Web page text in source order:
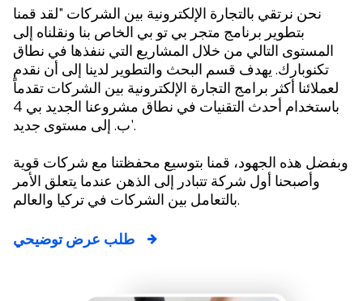
نحن نرتقي بالتجارة الإلكترونية بين الشركات "لقد قمنا
بتطوير برنامج متجر بي تو بي الخاص بنا ونقلناه إلى
المستوى التالي من خلال المشاريع التي ننفذها في نطاق
تكنوبارك. يهدف قسم البحث والتطوير لدينا إلى أن نقدم
لعملائنا أكثر برامج التجارة الإلكترونية بين الشركات تقدماً
باستخدام أحدث التقنيات في نطاق مشروعنا الجديد بي 4
ب. إلى مستوى جديد'.
وبفضل هذه الجهود، قمنا بتوسيع محفظتنا مع شركات قوية
وأصبحنا أول شركة تتبادر إلى الذهن عندما يتعلق الأمر
بالتعامل بين الشركات في تركيا والعالم.
طلب عرض توضيحي